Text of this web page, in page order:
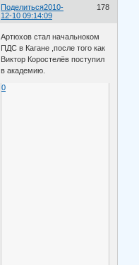
Поделиться 178
2010-
12-10 09:14:09
Артюхов стал начальноком
ПДС в Кагане ,после того как
Виктор Коростелёв поступил
в академию.
0